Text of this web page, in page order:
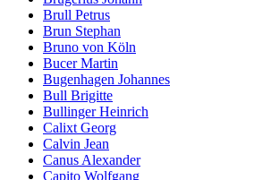
Brull Petrus
Brun Stephan
Bruno von Köln
Bucer Martin
Bugenhagen Johannes
Bull Brigitte
Bullinger Heinrich
Calixt Georg
Calvin Jean
Canus Alexander
Capito Wolfgang